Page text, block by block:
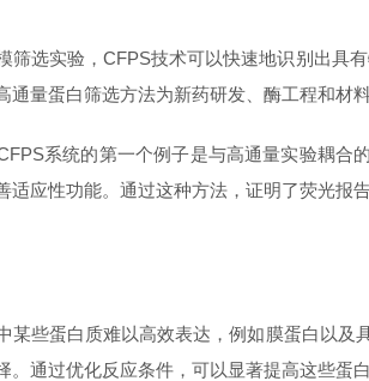
筛选实验，CFPS技术可以快速地识别出具
通量蛋白筛选方法为新药研发、酶工程和
系统的第一个例子是与高通量实验耦
适应性功能。通过这种方法，证明了荧光报
某些蛋白质难以高效表达，例如膜蛋白以
。通过优化反应条件，可以显著提高这些蛋